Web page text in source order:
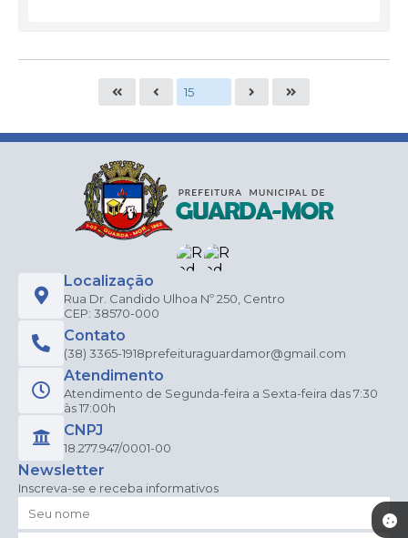
Localização
Rua Dr. Candido Ulhoa Nº 250, Centro
CEP: 38570-000
Contato
(38) 3365-1918prefeituraguardamor@gmail.com
Atendimento
Atendimento de Segunda-feira a Sexta-feira das 7:30
às 17:00h
CNPJ
18.277.947/0001-00
Newsletter
Inscreva-se e receba informativos